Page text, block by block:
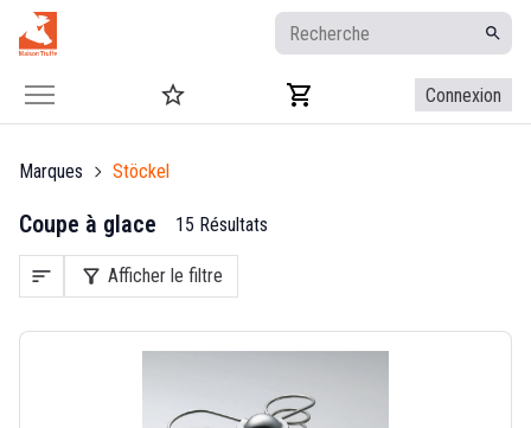
Connexion
Marques Stöckel
Coupe à glace 15 Résultats
sort filter_alt Afficher le filtre